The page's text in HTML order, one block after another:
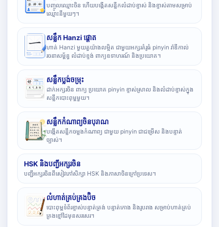
បញ្ចូលឈ្មោះចិន ហើយបង្កើតសន្លឹកលំដាប់ខ្ទាស់ និងខ្ទាស់តាមសម្រាប់
ឈ្មោះនីមួយៗ។
សន្លឹក Hanzi ផ្តោត
ហាត់ Hanzi មួយតួយ៉ាងលម្អិត ជាមួយអក្សរគំរូធំ pinyin រ៉ាឌីកាល់
រចនាសម្ព័ន្ធ លំដាប់ខ្ទង់ ពាក្យឧទាហរណ៍ និងប្រយោគ។
សន្លឹកប្លង់ចម្រុះ
ដាក់អក្សរចិន ពាក្យ ប្រយោគ pinyin ខ្ទាស់ស្រាល និងលំដាប់ខ្ទាស់ក្នុង
សន្លឹកបោះពុម្ពមួយ។
សន្លឹកកំណាព្យចិនបុរាណ
បង្កើតសន្លឹកចម្លងកំណាព្យ ជាមួយ pinyin ជាជម្រើស និងបន្ទាត់
ច្បាស់។
HSK និងបញ្ជីអក្សរចិន
បញ្ជីអក្សរចិនពីសៀវភៅសិក្សា HSK និងភាសាចិនក្រៅប្រទេស។
លំហាត់គ្រប់គ្រងប៊ិច
បោះពុម្ពទំព័រខ្ទាស់បន្ទាត់ត្រង់ បន្ទាត់កោង និងរូបរាង សម្រាប់ហាត់គ្រប់
គ្រងខ្មៅដៃមុនសរសេរ។